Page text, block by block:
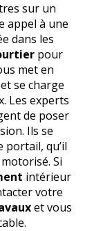
sur un
appel à une
dans les
pour
met en
et se charge
Les experts
de poser
Ils se
portail, qu’il
Si
intérieur
votre
et vous